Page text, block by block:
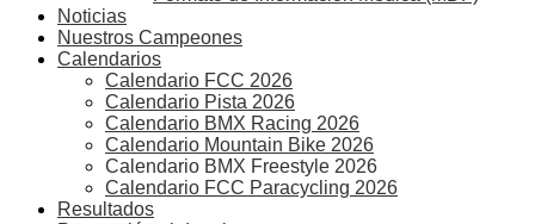
Noticias
Nuestros Campeones
Calendarios
Calendario FCC 2026
Calendario Pista 2026
Calendario BMX Racing 2026
Calendario Mountain Bike 2026
Calendario BMX Freestyle 2026
Calendario FCC Paracycling 2026
Resultados